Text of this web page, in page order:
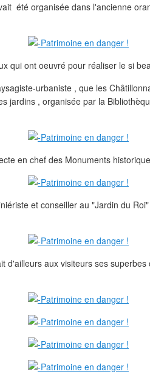
été organisée dans l'ancienne
qui ont oeuvré pour réaliser le si
urbaniste , que les
jardins , organisée par la
en chef des Monuments
et conseiller au "Jardin du
d'ailleurs aux visiteurs ses